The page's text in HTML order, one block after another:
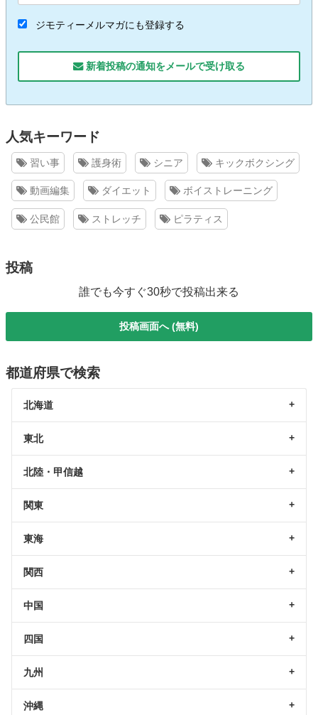
ジモティーメルマガにも登録する
新着投稿の通知をメールで受け取る
人気キーワード
習い事 護身術 シニア キックボクシング
動画編集 ダイエット ボイストレーニング
公民館 ストレッチ ピラティス
投稿
誰でも今すぐ30秒で投稿出来る
投稿画面へ (無料)
都道府県で検索
北海道
東北
北陸・甲信越
関東
東海
関西
中国
四国
九州
沖縄